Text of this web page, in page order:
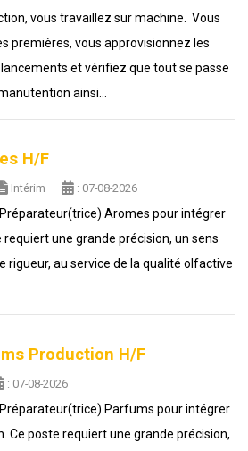
vous travaillez sur machine. Vous
premières, vous approvisionnez les
et vérifiez que tout se passe
ainsi...
H/F
Intérim : 07-08-2026
Aromes pour intégrer
une grande précision, un sens
rigueur, au service de la qualité olfactive
Production H/F
: 07-08-2026
Parfums pour intégrer
Ce poste requiert une grande précision,